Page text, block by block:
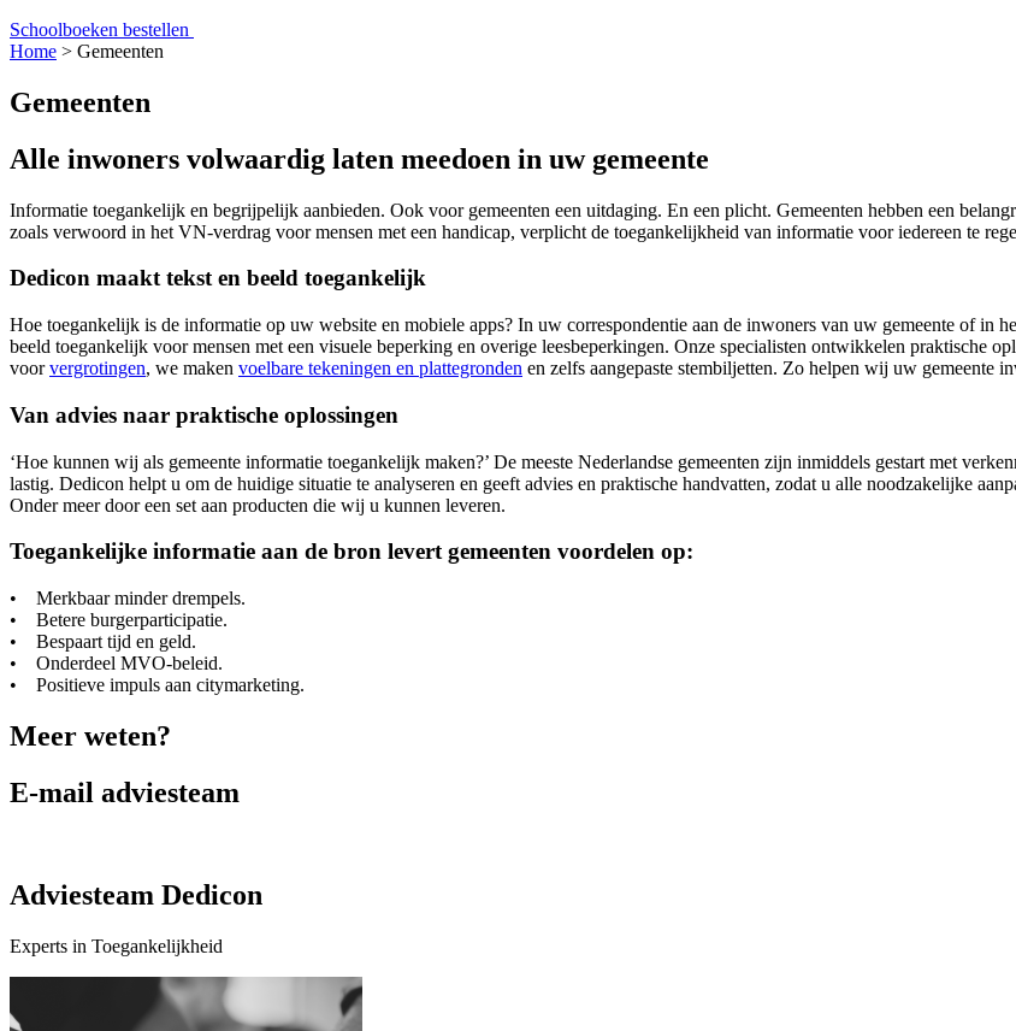
Schoolboeken bestellen
Home > Gemeenten
Gemeenten
Alle inwoners volwaardig laten meedoen in uw gemeente
Informatie toegankelijk en begrijpelijk aanbieden. Ook voor gemeenten een uitdaging. En een plicht. Gemeenten hebben een
zoals verwoord in het VN-verdrag voor mensen met een handicap, verplicht de toegankelijkheid van informatie voor iedereen te
Dedicon maakt tekst en beeld toegankelijk
Hoe toegankelijk is de informatie op uw website en mobiele apps? In uw correspondentie aan de inwoners van uw gemeente of in
beeld toegankelijk voor mensen met een visuele beperking en overige leesbeperkingen. Onze specialisten ontwikkelen praktische
voorvergrotingen, we maken voelbare tekeningen en plattegronden en zelfs aangepaste stembiljetten. Zo helpen wij uw gemeente
Van advies naar praktische oplossingen
‘Hoe kunnen wij als gemeente informatie toegankelijk maken?’ De meeste Nederlandse gemeenten zijn inmiddels gestart met
lastig. Dedicon helpt u om de huidige situatie te analyseren en geeft advies en praktische handvatten, zodat u alle noodzakelijke
Onder meer door een set aan producten die wij u kunnen leveren.
Toegankelijke informatie aan de bron levert gemeenten voordelen op:
• Merkbaar minder drempels.
• Betere burgerparticipatie.
• Bespaart tijd en geld.
• Onderdeel MVO-beleid.
• Positieve impuls aan citymarketing.
Meer weten?
E-mail adviesteam
Adviesteam Dedicon
Experts in Toegankelijkheid